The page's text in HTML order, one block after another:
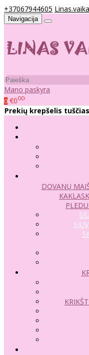
+37067944605
Navigacija
Mano paskyra
0 €000
Prekių krepšelis
DOVANŲ